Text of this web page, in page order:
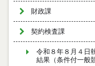
財政課
契約検査課
令和８年８月４日
結果（条件付一般